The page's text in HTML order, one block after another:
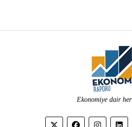
Ekonomiye dair her